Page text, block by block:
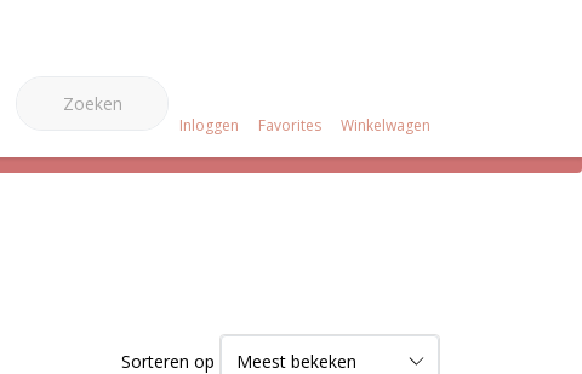
Onze Merken
Inloggen Favorites Winkelwagen
Sorteren op